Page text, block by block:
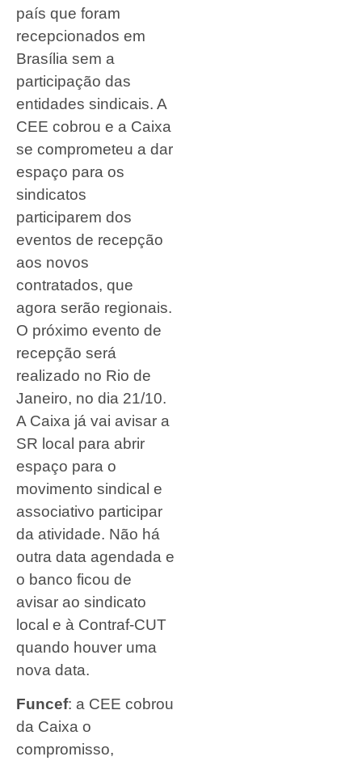
país que foram
recepcionados em
Brasília sem a
participação das
entidades sindicais. A
CEE cobrou e a Caixa
se comprometeu a dar
espaço para os
sindicatos
participarem dos
eventos de recepção
aos novos
contratados, que
agora serão regionais.
O próximo evento de
recepção será
realizado no Rio de
Janeiro, no dia 21/10.
A Caixa já vai avisar a
SR local para abrir
espaço para o
movimento sindical e
associativo participar
da atividade. Não há
outra data agendada e
o banco ficou de
avisar ao sindicato
local e à Contraf-CUT
quando houver uma
nova data.
Funcef: a CEE cobrou
da Caixa o
compromisso,